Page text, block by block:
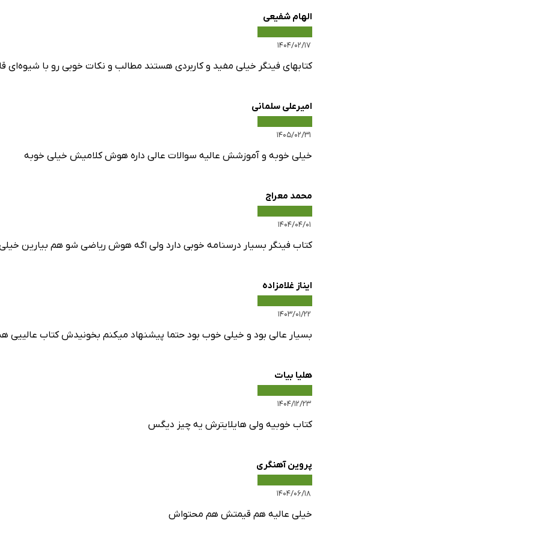
پاسخنامه
الهام شفیعی
۱۴۰۴/۰۲/۱۷
کتابهای فینگر خیلی مفید و کاربردی هستند مطالب و نکات خوبی رو با شیوه‌ای
امیرعلی سلمانی
۱۴۰۵/۰۲/۳۱
خیلی خوبه و آموزشش عالیه سوالات عالی داره هوش کلامیش خیلی خوبه
محمد معراج
۱۴۰۴/۰۴/۰۱
کتاب فینگر بسیار درسنامه خوبی دارد ولی اگه هوش ریاضی شو هم بیارین
ایناز غلامزاده
۱۴۰۳/۰۱/۲۲
بسیار عالی بود و خیلی خوب بود حتما پیشنهاد میکنم بخونیدش کتاب
هلیا بیات
۱۴۰۴/۱۲/۲۳
کتاب خوبیه ولی هایلایترش یه چیز دیگس
پروین آهنگری
۱۴۰۴/۰۶/۱۸
خیلی عالیه هم قیمتش هم محتواش